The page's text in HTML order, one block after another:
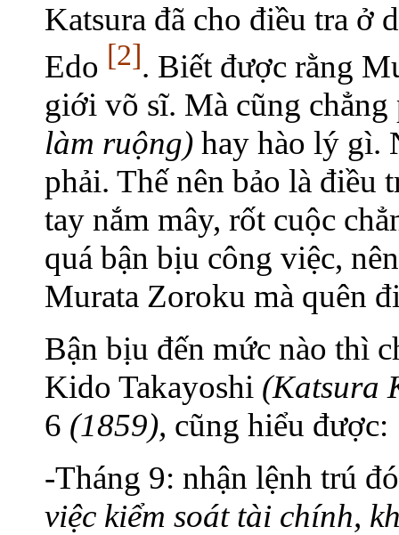
Katsura đã cho điều tra ở
Edo [2]. Biết được rằng
giới võ sĩ. Mà cũng
làm ruộng) hay hào lý gì.
phải. Thế nên bảo là điều
tay nắm mây, rốt cuộc
quá bận bịu công việc,
Murata Zoroku mà quên
Bận bịu đến mức nào thì
Kido Takayoshi (Katsura
6 (1859), cũng hiểu được:
-Tháng 9: nhận lệnh trú
việc kiểm soát tài chính,